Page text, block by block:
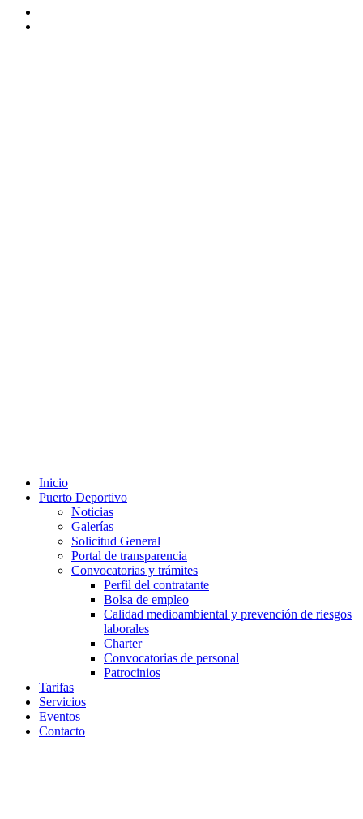
Inicio
Puerto Deportivo
Noticias
Galerías
Solicitud General
Portal de transparencia
Convocatorias y trámites
Perfil del contratante
Bolsa de empleo
Calidad medioambiental y prevención de riesgos
laborales
Charter
Convocatorias de personal
Patrocinios
Tarifas
Servicios
Eventos
Contacto